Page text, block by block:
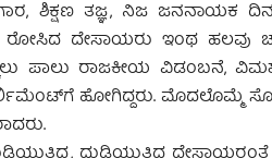
ಶಿಕ್ಷಣ ತಜ್ಞ, ನಿಜ ಜನನಾಯಕ
ರೋಸಿದ ದೇಸಾಯರು ಇಂಥ ಹಲವು
ಪಾಲು ರಾಜಕೀಯ ವಿಡಂಬನೆ,
ಹೋಗಿದ್ದರು. ಮೊದಲೊಮ್ಮೆ